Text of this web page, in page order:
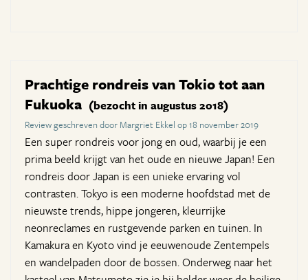
Prachtige rondreis van Tokio tot aan
Fukuoka (bezocht in augustus 2018)
Review geschreven door Margriet Ekkel op 18 november 2019
Een super rondreis voor jong en oud, waarbij je een
prima beeld krijgt van het oude en nieuwe Japan! Een
rondreis door Japan is een unieke ervaring vol
contrasten. Tokyo is een moderne hoofdstad met de
nieuwste trends, hippe jongeren, kleurrijke
neonreclames en rustgevende parken en tuinen. In
Kamakura en Kyoto vind je eeuwenoude Zentempels
en wandelpaden door de bossen. Onderweg naar het